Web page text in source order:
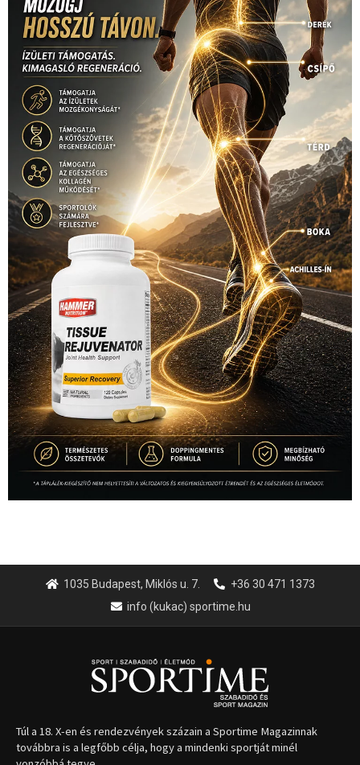
1035 Budapest, Miklós u. 7.
+36 30 471 1373
info (kukac) sportime.hu
Túl a 18. X-en és rendezvények százain a Sportime Magazinnak
továbbra is a legfőbb célja, hogy a mindenki sportját minél